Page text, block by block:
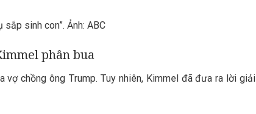
sinh con”. Ảnh: ABC
phân bua
chồng ông Trump. Tuy nhiên, Kimmel đã đưa ra lời giải